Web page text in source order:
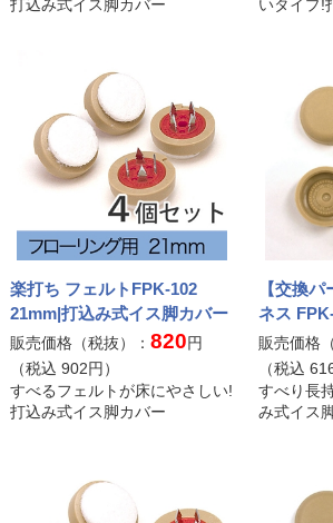
打込み式イス脚カバー
いタイプ!
楽打ち フェルトFPK-102
21mm|打込み式イス脚カバー
販売価格（税抜）： 820円
（税込 902円）
すべるフェルトが床にやさしい!
打込み式イス脚カバー
【交換
ネス
販売価格
（税込
すべり長
み式イス